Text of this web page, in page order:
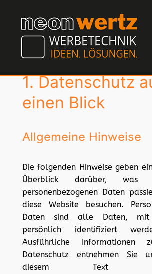
Datenschutz­erklärung
1. Datenschutz
einen Blick
Allgemeine Hinweise
Die folgenden Hinweise geben
Überblick darüber,
personenbezogenen Daten
diese Website besuchen.
Daten sind alle Daten, mit
persönlich identifiziert
Ausführliche Informationen
Datenschutz entnehmen Sie
diesem Text